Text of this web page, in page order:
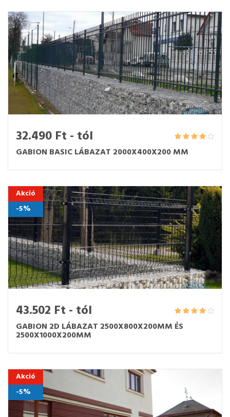
32.490 Ft - tól
GABION BASIC LÁBAZAT 2000X400X200 MM
Akció
-5%
43.502 Ft - tól
GABION 2D LÁBAZAT 2500X800X200MM ÉS
2500X1000X200MM
Akció
-5%